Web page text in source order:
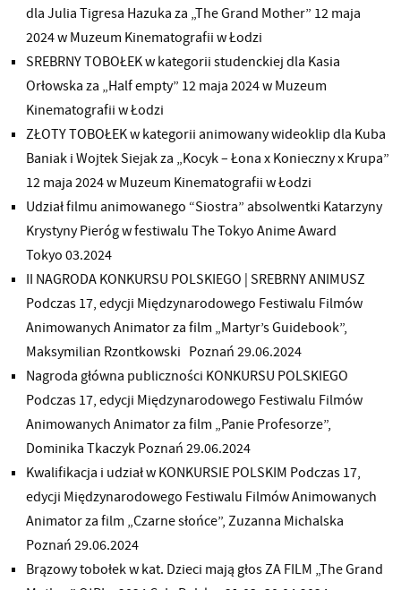
dla Julia Tigresa Hazuka za „The Grand Mother” 12 maja
2024 w Muzeum Kinematografii w Łodzi
SREBRNY TOBOŁEK w kategorii studenckiej dla Kasia
Orłowska za „Half empty” 12 maja 2024 w Muzeum
Kinematografii w Łodzi
ZŁOTY TOBOŁEK w kategorii animowany wideoklip dla Kuba
Baniak i Wojtek Siejak za „Kocyk – Łona x Konieczny x Krupa”
12 maja 2024 w Muzeum Kinematografii w Łodzi
Udział filmu animowanego “Siostra” absolwentki Katarzyny
Krystyny Pieróg w festiwalu The Tokyo Anime Award
Tokyo 03.2024
II NAGRODA KONKURSU POLSKIEGO | SREBRNY ANIMUSZ
Podczas 17, edycji Międzynarodowego Festiwalu Filmów
Animowanych Animator za film „Martyr’s Guidebook”,
Maksymilian Rzontkowski Poznań 29.06.2024
Nagroda główna publiczności KONKURSU POLSKIEGO
Podczas 17, edycji Międzynarodowego Festiwalu Filmów
Animowanych Animator za film „Panie Profesorze”,
Dominika Tkaczyk Poznań 29.06.2024
Kwalifikacja i udział w KONKURSIE POLSKIM Podczas 17,
edycji Międzynarodowego Festiwalu Filmów Animowanych
Animator za film „Czarne słońce”, Zuzanna Michalska
Poznań 29.06.2024
Brązowy tobołek w kat. Dzieci mają głos ZA FILM „The Grand